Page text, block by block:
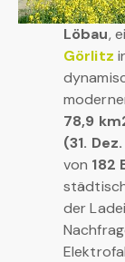
Löbau,
Görlitz
78,9
(31.
von 182
der